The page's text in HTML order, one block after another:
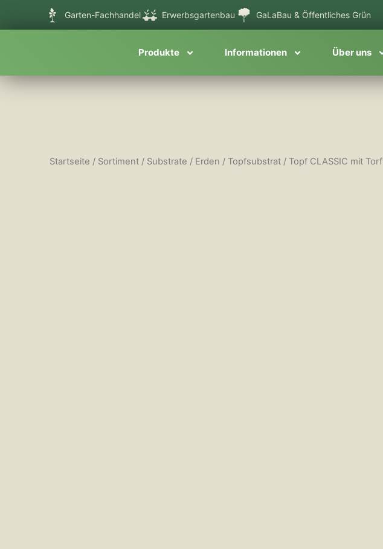
Garten-Fachhandel Erwerbsgartenbau GaLaBau & Öffentliches Grün
Produkte Informationen Über uns
Startseite / Sortiment / Substrate / Erden / Topfsubstrat / Topf CLASSIC mit Torf